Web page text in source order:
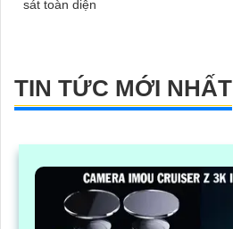
sát toàn diện
TIN TỨC MỚI NHẤT